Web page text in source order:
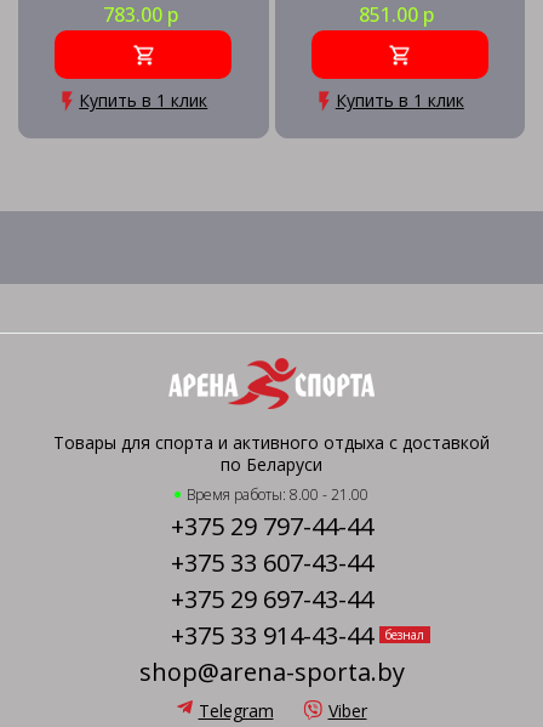
783.00 р
Купить в 1 клик
851.00 р
Купить в 1 клик
Товары для спорта и активного отдыха с доставкой
по Беларуси
Время работы: 8.00 - 21.00
+375 29 797-44-44
+375 33 607-43-44
+375 29 697-43-44
+375 33 914-43-44
безнал
shop@arena-sporta.by
Telegram Viber